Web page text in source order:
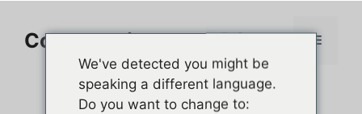
contenuComment jouer sur PC Menu
We've detected you might be
speaking a different language.
Do you want to change to: